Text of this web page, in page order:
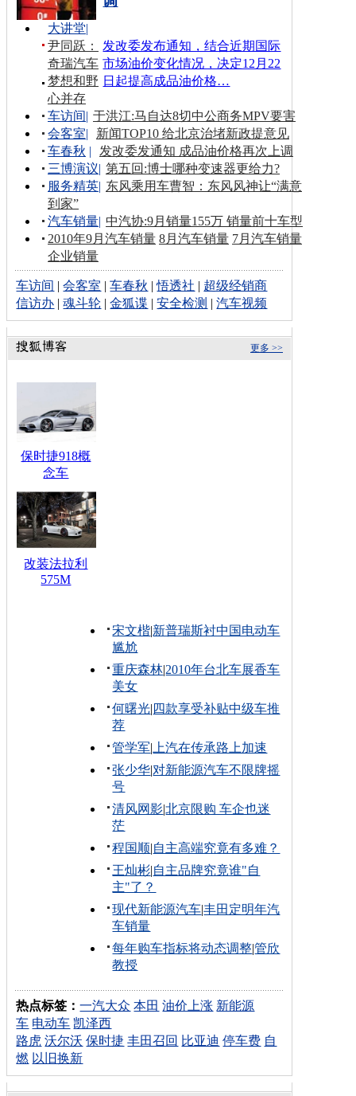
发改委发布通知，结合近期国际
市场油价变化情况，决定12月22
日起提高成品油价格…
大讲堂|
尹同跃：
奇瑞汽车
梦想和野
心并存
车访间| 于洪江:马自达8切中公商务MPV要害
会客室|
新闻TOP10 给北京治堵新政提意见
车春秋 |
发改委发通知 成品油价格再次上调
三博演议| 第五回:博士哪种变速器更给力?
服务精英| 东风乘用车曹智：东风风神让“满意
到家”
汽车销量| 中汽协:9月销量155万 销量前十车型
2010年9月汽车销量 8月汽车销量 7月汽车销量
企业销量
车访间 |会客室 |车春秋 |悟透社 | 超级经销商
信访办 |魂斗轮 |金狐谍 |安全检测 |汽车视频
更多 >>
保时捷918概
念车
改装法拉利
575M
宋文楷|新普瑞斯衬中国电动车
尴尬
重庆森林|2010年台北车展香车
美女
何曙光| 四款享受补贴中级车推
荐
管学军| 上汽在传承路上加速
张少华|对新能源汽车不限牌摇
号
清风网影|北京限购 车企也迷
茫
程国顺|自主高端究竟有多难？
王灿彬|自主品牌究竟谁"自
主"了？
现代新能源汽车|丰田定明年汽
车销量
每年购车指标将动态调整|管欣
教授
热点标签：一汽大众 本田 油价上涨 新能源
车 电动车 凯泽西
路虎 沃尔沃 保时捷 丰田召回 比亚迪 停车费 自
燃 以旧换新